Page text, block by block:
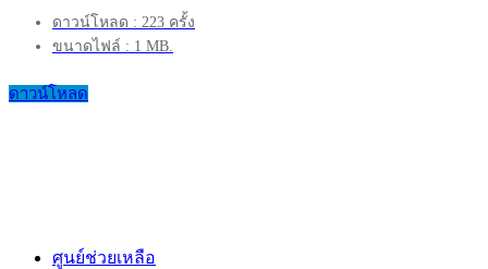
ดาวน์โหลด : 223 ครั้ง
ขนาดไฟล์ : 1 MB.
ดาวน์โหลด
ศูนย์ช่วยเหลือ